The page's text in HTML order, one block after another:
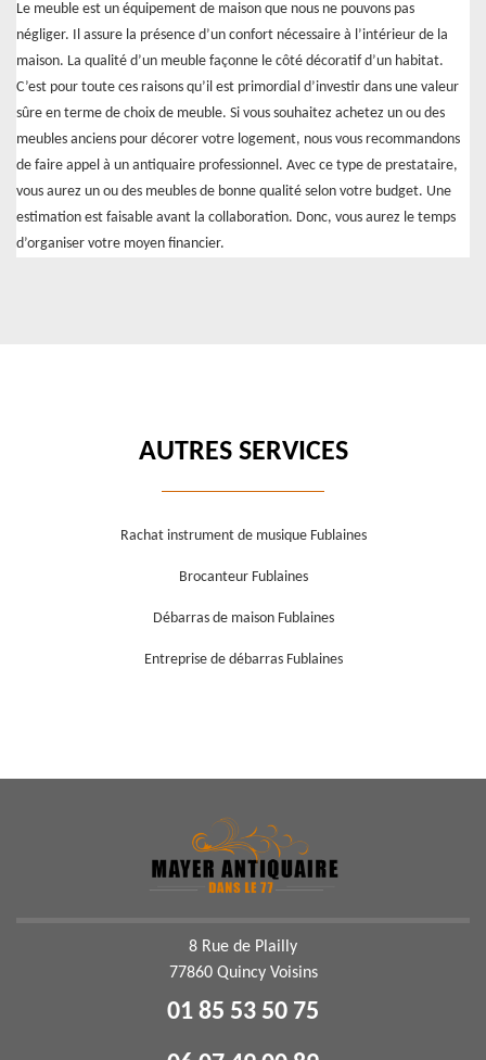
Le meuble est un équipement de maison que nous ne pouvons pas
négliger. Il assure la présence d’un confort nécessaire à l’intérieur de la
maison. La qualité d’un meuble façonne le côté décoratif d’un habitat.
C’est pour toute ces raisons qu’il est primordial d’investir dans une valeur
sûre en terme de choix de meuble. Si vous souhaitez achetez un ou des
meubles anciens pour décorer votre logement, nous vous recommandons
de faire appel à un antiquaire professionnel. Avec ce type de prestataire,
vous aurez un ou des meubles de bonne qualité selon votre budget. Une
estimation est faisable avant la collaboration. Donc, vous aurez le temps
d’organiser votre moyen financier.
AUTRES SERVICES
Rachat instrument de musique Fublaines
Brocanteur Fublaines
Débarras de maison Fublaines
Entreprise de débarras Fublaines
8 Rue de Plailly
77860 Quincy Voisins
01 85 53 50 75